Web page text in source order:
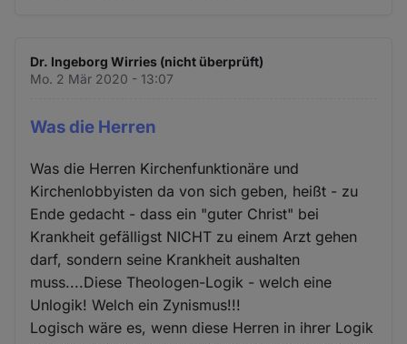
Dr. Ingeborg Wirries (nicht überprüft)
Mo. 2 Mär 2020 - 13:07
Was die Herren
Was die Herren Kirchenfunktionäre und
Kirchenlobbyisten da von sich geben, heißt - zu
Ende gedacht - dass ein "guter Christ" bei
Krankheit gefälligst NICHT zu einem Arzt gehen
darf, sondern seine Krankheit aushalten
muss....Diese Theologen-Logik - welch eine
Unlogik! Welch ein Zynismus!!!
Logisch wäre es, wenn diese Herren in ihrer Logik